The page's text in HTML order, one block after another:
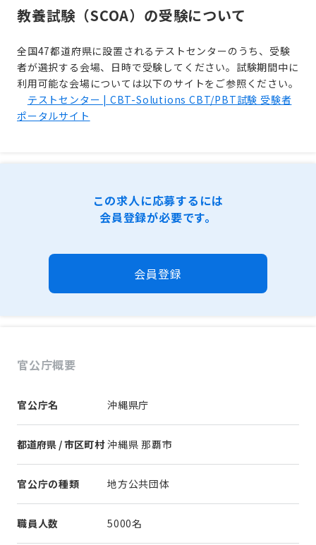
教養試験（SCOA）の受験について
全国47都道府県に設置されるテストセンターのうち、受験
者が選択する会場、日時で受験してください。試験期間中に
利用可能な会場については以下のサイトをご参照ください。
テストセンター | CBT-Solutions CBT/PBT試験 受験者
ポータルサイト
この求人に応募するには
会員登録が必要です。
会員登録
官公庁概要
官公庁名 沖縄県庁
都道府県 / 市区町村 沖縄県 那覇市
官公庁の種類 地方公共団体
職員人数 5000名